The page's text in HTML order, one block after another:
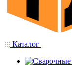
Каталог